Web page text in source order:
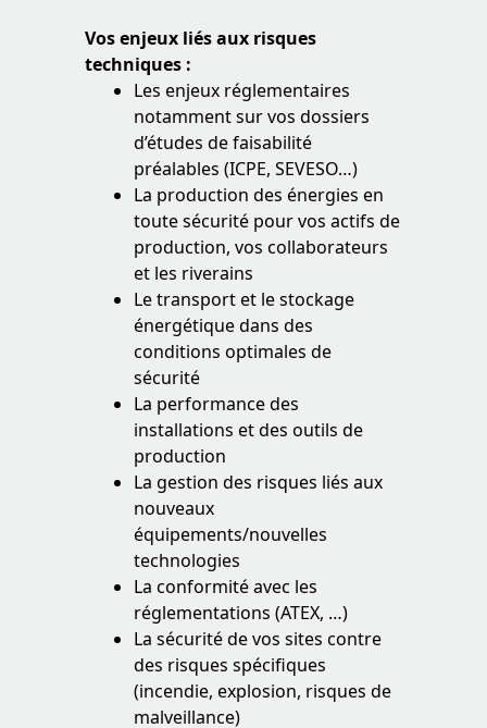
Vos enjeux liés aux risques
techniques :
Les enjeux réglementaires
notamment sur vos dossiers
d’études de faisabilité
préalables (ICPE, SEVESO…)
La production des énergies en
toute sécurité pour vos actifs de
production, vos collaborateurs
et les riverains
Le transport et le stockage
énergétique dans des
conditions optimales de
sécurité
La performance des
installations et des outils de
production
La gestion des risques liés aux
nouveaux
équipements/nouvelles
technologies
La conformité avec les
réglementations (ATEX, …)
La sécurité de vos sites contre
des risques spécifiques
(incendie, explosion, risques de
malveillance)